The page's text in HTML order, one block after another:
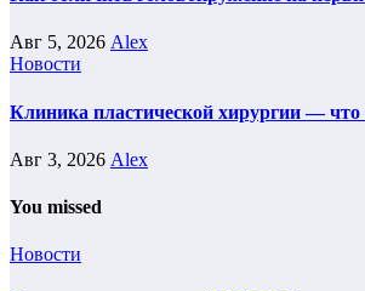
Авг 5, 2026 Alex
Новости
Клиника пластической хирургии — что
Авг 3, 2026 Alex
You missed
Новости